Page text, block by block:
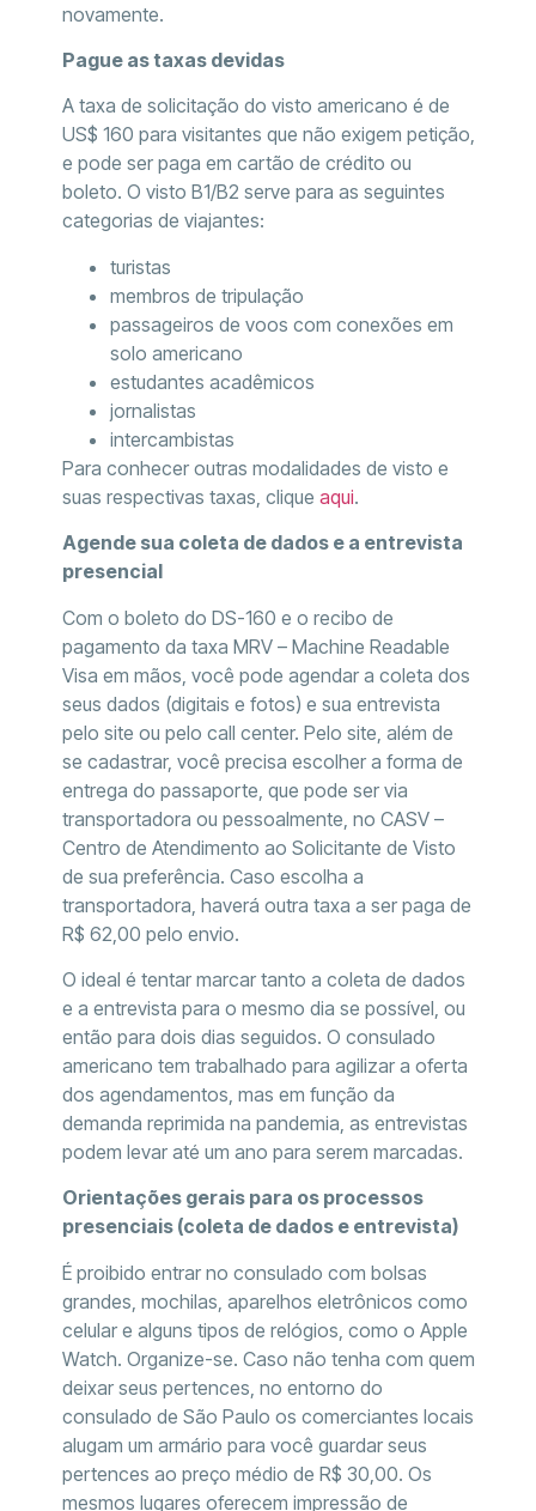
novamente.
Pague as taxas devidas
A taxa de solicitação do visto americano é de
US$ 160 para visitantes que não exigem petição,
e pode ser paga em cartão de crédito ou
boleto. O visto B1/B2 serve para as seguintes
categorias de viajantes:
turistas
membros de tripulação
passageiros de voos com conexões em
solo americano
estudantes acadêmicos
jornalistas
intercambistas
Para conhecer outras modalidades de visto e
suas respectivas taxas, clique aqui.
Agende sua coleta de dados e a entrevista
presencial
Com o boleto do DS-160 e o recibo de
pagamento da taxa MRV – Machine Readable
Visa em mãos, você pode agendar a coleta dos
seus dados (digitais e fotos) e sua entrevista
pelo site ou pelo call center. Pelo site, além de
se cadastrar, você precisa escolher a forma de
entrega do passaporte, que pode ser via
transportadora ou pessoalmente, no CASV –
Centro de Atendimento ao Solicitante de Visto
de sua preferência. Caso escolha a
transportadora, haverá outra taxa a ser paga de
R$ 62,00 pelo envio.
O ideal é tentar marcar tanto a coleta de dados
e a entrevista para o mesmo dia se possível, ou
então para dois dias seguidos. O consulado
americano tem trabalhado para agilizar a oferta
dos agendamentos, mas em função da
demanda reprimida na pandemia, as entrevistas
podem levar até um ano para serem marcadas.
Orientações gerais para os processos
presenciais (coleta de dados e entrevista)
É proibido entrar no consulado com bolsas
grandes, mochilas, aparelhos eletrônicos como
celular e alguns tipos de relógios, como o Apple
Watch. Organize-se. Caso não tenha com quem
deixar seus pertences, no entorno do
consulado de São Paulo os comerciantes locais
alugam um armário para você guardar seus
pertences ao preço médio de R$ 30,00. Os
mesmos lugares oferecem impressão de